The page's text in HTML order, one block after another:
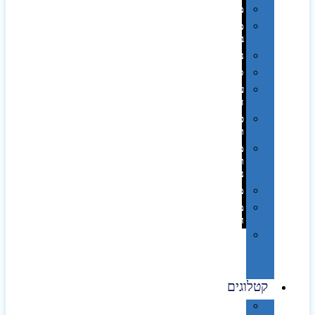
משחקים
מתנה
בפחית
נסיעות
ספורט
על
השולחן…
פינוק
וספא
מזוודות
ותיקי
נסיעות
מטריות
מוצרי
חוף
קטלוגים